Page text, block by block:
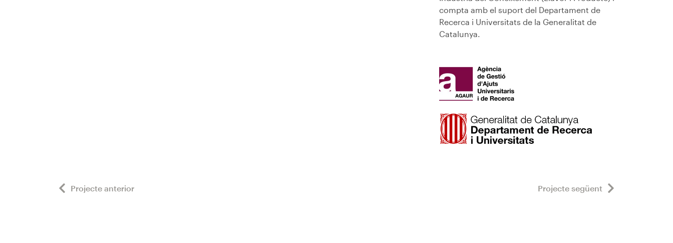
compta amb el suport del Departament de
Recerca i Universitats de la Generalitat de
Catalunya.
Projecte anterior Projecte següent